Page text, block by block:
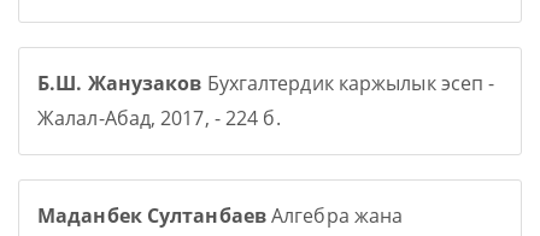
Б.Ш. Жанузаков Бухгалтердик каржылык эсеп -
Жалал-Абад, 2017, - 224 б.
Маданбек СултанбаевАлгебра жана